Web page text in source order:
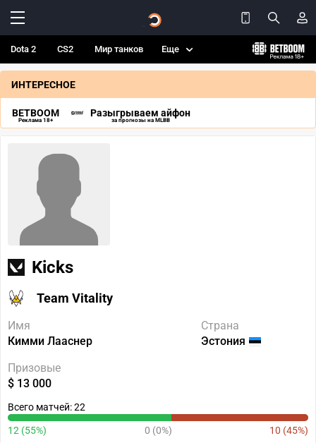
Dota 2 CS2 Мир танков Еще
ИНТЕРЕСНОЕ
BETBOOM
Реклама 18+
Разыгрываем айфон
за прогнозы на MLBB
Kicks
Team Vitality
Имя
Кимми Лааснер
Страна
Эстония
Призовые
$ 13 000
Всего матчей: 22
12 (55%) 0 (0%) 10 (45%)